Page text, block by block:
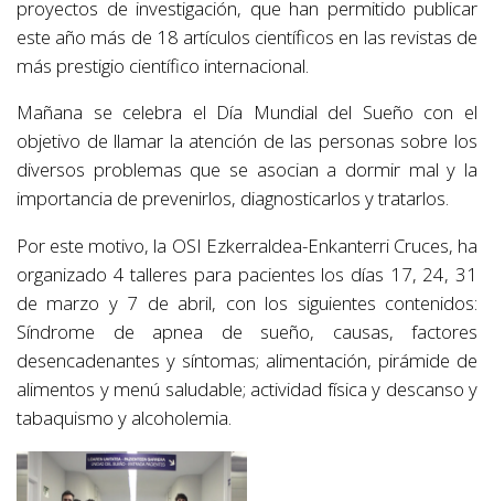
proyectos de investigación, que han permitido publicar
este año más de 18 artículos científicos en las revistas de
más prestigio científico internacional.
Mañana se celebra el Día Mundial del Sueño con el
objetivo de llamar la atención de las personas sobre los
diversos problemas que se asocian a dormir mal y la
importancia de prevenirlos, diagnosticarlos y tratarlos.
Por este motivo, la OSI Ezkerraldea-Enkanterri Cruces, ha
organizado 4 talleres para pacientes los días 17, 24, 31
de marzo y 7 de abril, con los siguientes contenidos:
Síndrome de apnea de sueño, causas, factores
desencadenantes y síntomas; alimentación, pirámide de
alimentos y menú saludable; actividad física y descanso y
tabaquismo y alcoholemia.